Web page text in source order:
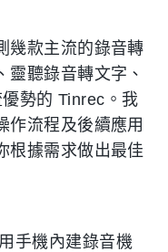
幾款主流的錄音轉
靈聽錄音轉文字、
勢的 Tinrec。我
作流程及後續應用
根據需求做出最佳
用手機內建錄音機